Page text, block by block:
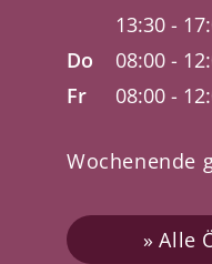
13:30 -
Do
08:00 -
Fr
08:00 -
Wochenende
Alle